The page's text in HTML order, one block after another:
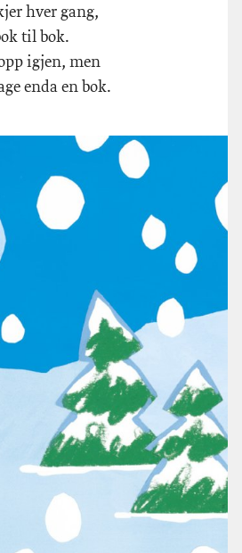
hver gang,
til bok.
igjen, men
enda en bok.